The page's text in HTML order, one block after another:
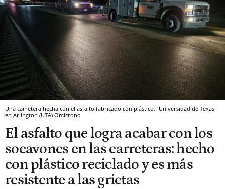
Una carretera hecha con el asfalto fabricado con plástico. Universidad de Texas
en Arlington (UTA) Omicrono
El asfalto que logra acabar con los
socavones en las carreteras: hecho
con plástico reciclado y es más
resistente a las grietas